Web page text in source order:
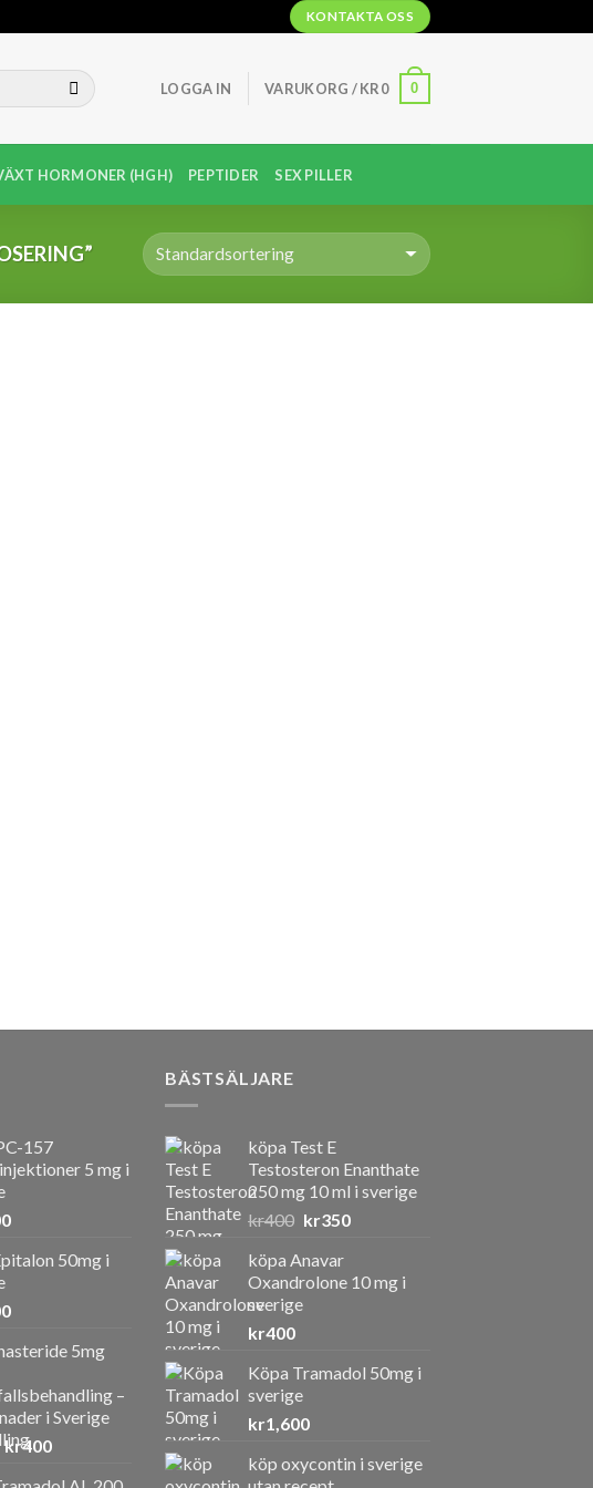
KONTAKTA OSS
LOGGA IN VARUKORG /KR0 0
HORMONER (HGH) PEPTIDER SEX PILLER
157
5 mg i
50mg i
5mg
–
i Sverige
Det
kr400Det
BÄSTSÄLJARE
köpa Test E
Testosteron Enanthate
250 mg 10 ml i sverige
kr400 Det
priset
var:
kr400.
kr350Det
är:
köpa Anavar
Oxandrolone 10 mg i
sverige
kr400
Köpa Tramadol 50mg i
sverige
kr1,600
köp oxycontin i sverige